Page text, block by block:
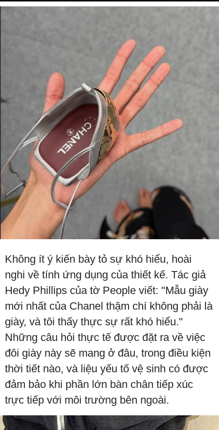
Không ít ý kiến bày tỏ sự khó hiểu, hoài
nghi về tính ứng dụng của thiết kế. Tác giả
Hedy Phillips của tờ People viết: "Mẫu giày
mới nhất của Chanel thậm chí không phải là
giày, và tôi thấy thực sự rất khó hiểu."
Những câu hỏi thực tế được đặt ra về việc
đôi giày này sẽ mang ở đâu, trong điều kiện
thời tiết nào, và liệu yếu tố vệ sinh có được
đảm bảo khi phần lớn bàn chân tiếp xúc
trực tiếp với môi trường bên ngoài.